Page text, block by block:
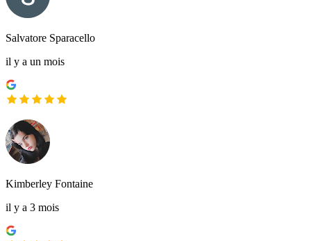
Salvatore Sparacello
il y a un mois
Kimberley Fontaine
il y a 3 mois